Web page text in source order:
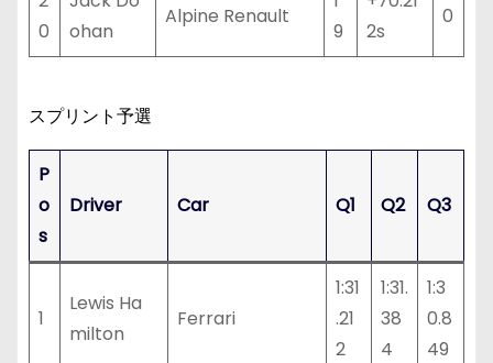
0
ohan
Alpine Renault
9
2s
0
スプリント予選
P
o
s
Driver Car Q1 Q2 Q3
1
Lewis Ha
milton
Ferrari
1:31
.21
2
1:31.
38
4
1:3
0.8
49